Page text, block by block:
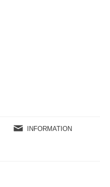
INFORMATION